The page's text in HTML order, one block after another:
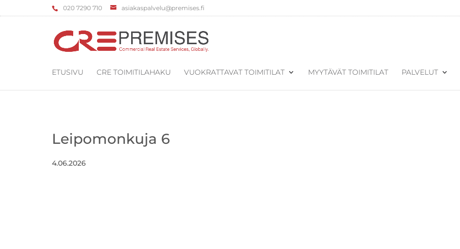
‌020 7290 710 asiakaspalvelu@premises.fi
ETUSIVU CRE TOIMITILAHAKU VUOKRATTAVAT TOIMITILAT MYYTÄVÄT TOIMITILAT PALVELUT
Leipomonkuja 6
4.06.2026